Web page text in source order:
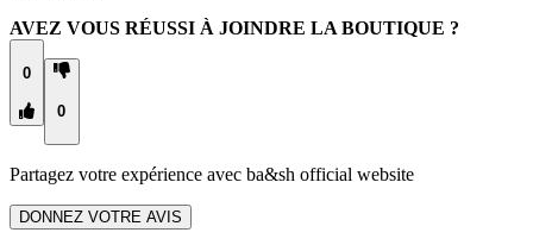
AVEZ VOUS RÉUSSI À JOINDRE LA BOUTIQUE ?
0
0
Partagez votre expérience avec ba&sh official website
DONNEZ VOTRE AVIS